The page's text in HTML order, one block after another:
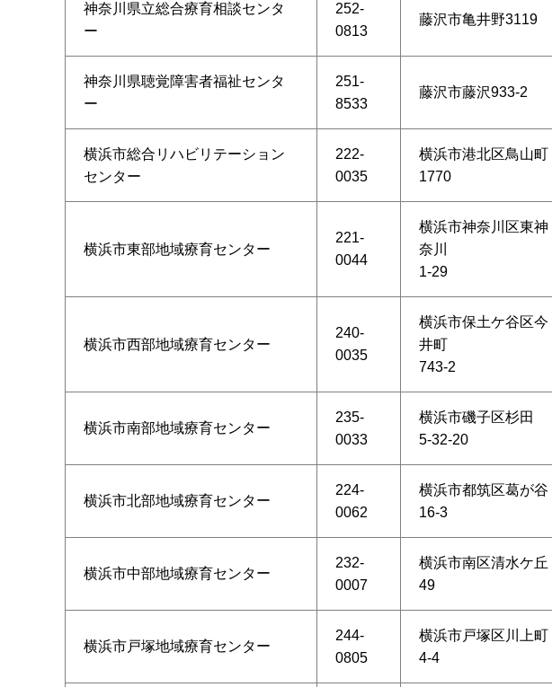
神奈川県立総合療育相談センタ
ー
252-
0813
藤沢市亀井野3119
神奈川県聴覚障害者福祉センタ
ー
251-
8533
藤沢市藤沢933-2
横浜市総合リハビリテーション
センター
222-
0035
横浜市港北区鳥山町
1770
横浜市東部地域療育センター
221-
0044
横浜市神奈川区東神
奈川
1-29
横浜市西部地域療育センター
240-
0035
横浜市保土ケ谷区今
井町
743-2
横浜市南部地域療育センター
235-
0033
横浜市磯子区杉田
5-32-20
横浜市北部地域療育センター
224-
0062
横浜市都筑区葛が谷
16-3
横浜市中部地域療育センター
232-
0007
横浜市南区清水ケ丘
49
横浜市戸塚地域療育センター
244-
0805
横浜市戸塚区川上町
4-4